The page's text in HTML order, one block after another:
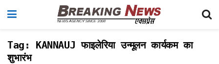
Tag: KANNAUJ फाइलेरिया उन्मूलन कार्यकम का
शुभारंभ